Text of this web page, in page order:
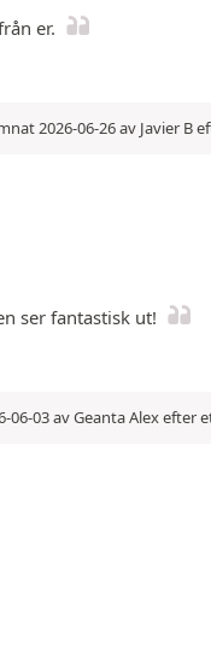
er.
2026-06-26 av Javier B
ser fantastisk ut!
03 av Geanta Alex efter